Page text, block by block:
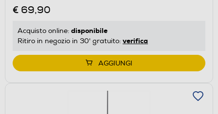
€ 69,90
Acquisto online: disponibile
Ritiro in negozio in 30' gratuito: verifica
AGGIUNGI